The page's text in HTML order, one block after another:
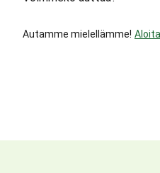
Autamme mielellämme!